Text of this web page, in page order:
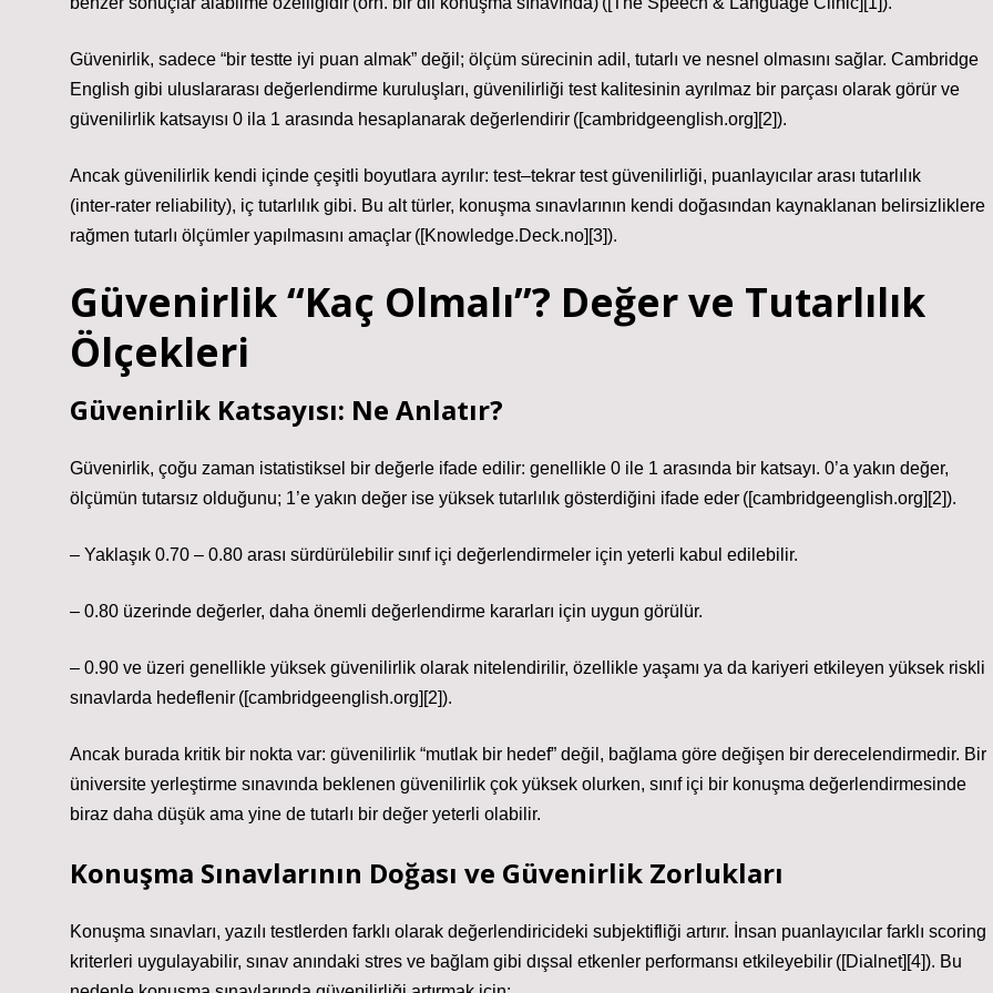
Güvenirlik, sadece “bir testte iyi puan almak” değil; ölçüm sürecinin adil, tutarlı ve nesnel olmasını sağlar. Cambridge
English gibi uluslararası değerlendirme kuruluşları, güvenilirliği test kalitesinin ayrılmaz bir parçası olarak görür ve
güvenilirlik katsayısı 0 ila 1 arasında hesaplanarak değerlendirir ([cambridgeenglish.org][2]).
Ancak güvenilirlik kendi içinde çeşitli boyutlara ayrılır: test–tekrar test güvenilirliği, puanlayıcılar arası tutarlılık
(inter‑rater reliability), iç tutarlılık gibi. Bu alt türler, konuşma sınavlarının kendi doğasından kaynaklanan belirsizliklere
rağmen tutarlı ölçümler yapılmasını amaçlar ([Knowledge.Deck.no][3]).
Güvenirlik “Kaç Olmalı”? Değer ve Tutarlılık
Ölçekleri
Güvenirlik Katsayısı: Ne Anlatır?
Güvenirlik, çoğu zaman istatistiksel bir değerle ifade edilir: genellikle 0 ile 1 arasında bir katsayı. 0’a yakın değer,
ölçümün tutarsız olduğunu; 1’e yakın değer ise yüksek tutarlılık gösterdiğini ifade eder ([cambridgeenglish.org][2]).
– Yaklaşık 0.70 – 0.80 arası sürdürülebilir sınıf içi değerlendirmeler için yeterli kabul edilebilir.
– 0.80 üzerinde değerler, daha önemli değerlendirme kararları için uygun görülür.
– 0.90 ve üzeri genellikle yüksek güvenilirlik olarak nitelendirilir, özellikle yaşamı ya da kariyeri etkileyen yüksek riskli
sınavlarda hedeflenir ([cambridgeenglish.org][2]).
Ancak burada kritik bir nokta var: güvenilirlik “mutlak bir hedef” değil, bağlama göre değişen bir derecelendirmedir. Bir
üniversite yerleştirme sınavında beklenen güvenilirlik çok yüksek olurken, sınıf içi bir konuşma değerlendirmesinde
biraz daha düşük ama yine de tutarlı bir değer yeterli olabilir.
Konuşma Sınavlarının Doğası ve Güvenirlik Zorlukları
Konuşma sınavları, yazılı testlerden farklı olarak değerlendiricideki subjektifliği artırır. İnsan puanlayıcılar farklı scoring
kriterleri uygulayabilir, sınav anındaki stres ve bağlam gibi dışsal etkenler performansı etkileyebilir ([Dialnet][4]). Bu